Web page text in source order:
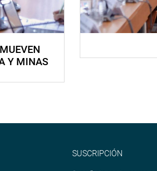
Y MINAS
SUSCRIPCIÓN